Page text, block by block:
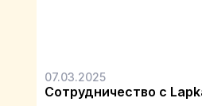
07.03.2025
Сотрудничество с